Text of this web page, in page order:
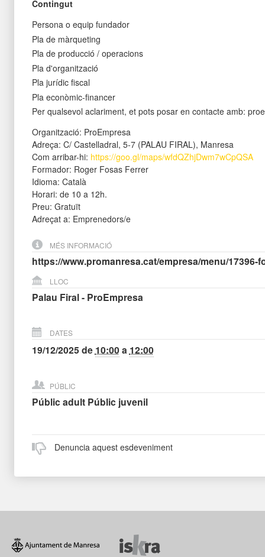
Contingut
Persona o equip fundador
Pla de màrqueting
Pla de producció / operacions
Pla d'organització
Pla jurídic fiscal
Pla econòmic-financer
Per qualsevol aclariment, et pots posar en contacte amb:
Organització: ProEmpresa
Adreça: C/ Castelladral, 5-7 (PALAU FIRAL), Manresa
Com arribar-hi: https://goo.gl/maps/wfdQZhjDwm7wCpQSA
Formador: Roger Fosas Ferrer
Idioma: Català
Horari: de 10 a 12h.
Preu: Gratuït
Adreçat a: Emprenedors/e
MÉS INFORMACIÓ
https://www.promanresa.cat/empresa/menu/17396-
LLOC
Palau Firal - ProEmpresa
DATES
19/12/2025 de 10:00a 12:00
PÚBLIC
Públic adult Públic juvenil
Denuncia aquest esdeveniment